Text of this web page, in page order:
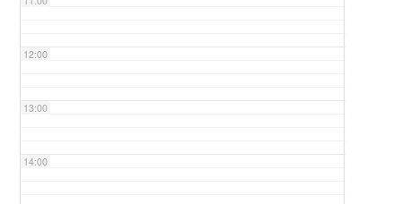
12:00
13:00
14:00